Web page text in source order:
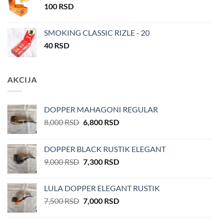
100 RSD
SMOKING CLASSIC RIZLE - 20
40 RSD
AKCIJA
DOPPER MAHAGONI REGULAR
8,000RSD Оригинална
била:
8,000 RSD.
6,800 RSDТренутна
6,800 RSD.
DOPPER BLACK RUSTIK ELEGANT
9,000RSD Оригинална
била:
9,000 RSD.
7,300 RSDТренутна
7,300 RSD.
LULA DOPPER ELEGANT RUSTIK
7,500RSD Оригинална
7,000 RSDТренутна